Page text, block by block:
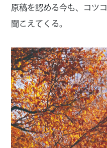
原稿を認める今も、コツ
聞こえてくる。